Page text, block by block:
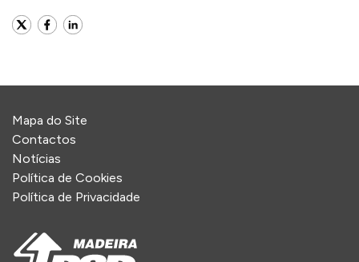
Mapa do Site
Contactos
Notícias
Política de Cookies
Política de Privacidade